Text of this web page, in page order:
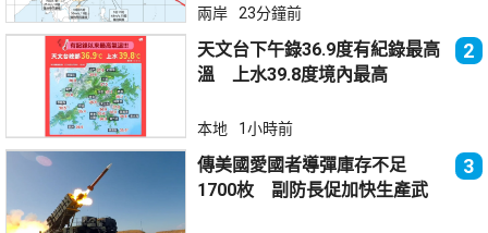
兩岸 23分鐘前
天文台下午錄36.9度有紀錄最高
溫 上水39.8度境內最高
2
本地 1小時前
傳美國愛國者導彈庫存不足
1700枚 副防長促加快生產武
3